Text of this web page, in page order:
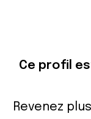
Ce profil
Revenez